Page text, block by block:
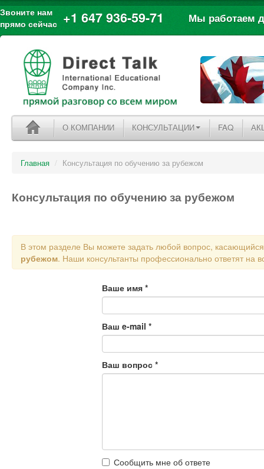
Звоните нам
прямо сейчас +1 647 936-59-71 Мы работаем
О КОМПАНИИ КОНСУЛЬТАЦИИ FAQ
Главная / Консультация по обучению за рубежом
Консультация по обучению за рубежом
В этом разделе Вы можете задать любой вопрос,
рубежом. Наши консультанты профессионально ответят на
Ваше имя *
Ваш e-mail *
Ваш вопрос *
Сообщить мне об ответе